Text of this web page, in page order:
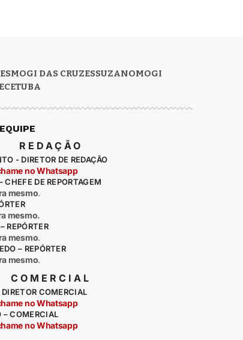
MOGI DAS CRUZESSUZANOMOGI
REDAÇÃO
- DIRETOR DE REDAÇÃO
no Whatsapp
DE REPORTAGEM
mesmo.
mesmo.
REPÓRTER
mesmo.
– REPÓRTER
mesmo.
COMERCIAL
COMERCIAL
no Whatsapp
– COMERCIAL
no Whatsapp